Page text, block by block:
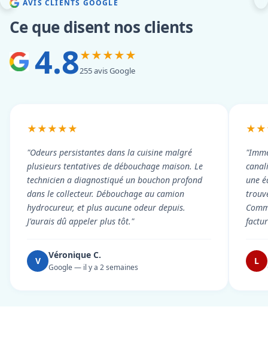
AVIS CLIENTS GOOGLE
Ce que disent nos clients
4.8★★★★★
255 avis Google
★★★★★
"Odeurs persistantes dans la cuisine malgré
plusieurs tentatives de débouchage maison. Le
technicien a diagnostiqué un bouchon profond
dans le collecteur. Débouchage au camion
hydrocureur, et plus aucune odeur depuis.
J'aurais dû appeler plus tôt."
V
Véronique C.
Google — il y a 2 semaines
une
L